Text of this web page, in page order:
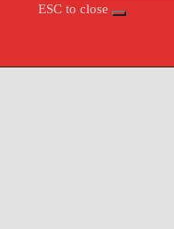
ESC to close